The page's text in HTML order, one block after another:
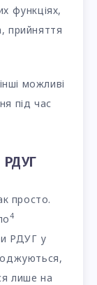
функціях,
прийняття
можливі
під час
РДУГ
просто.
4
РДУГ у
лише на